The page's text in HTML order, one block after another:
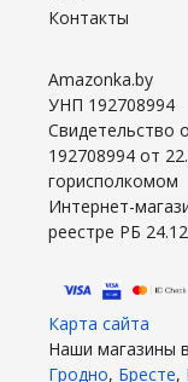
Контакты
Amazonka.by
УНП 192708994
Свидетельство
192708994 от
горисполкомом
Интернет-
реестре РБ
Карта сайта
Наши магазины
Гродно, Бресте,